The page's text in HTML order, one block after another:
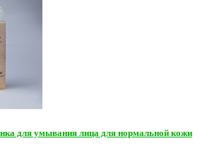
для умывания лица для нормальной кожи